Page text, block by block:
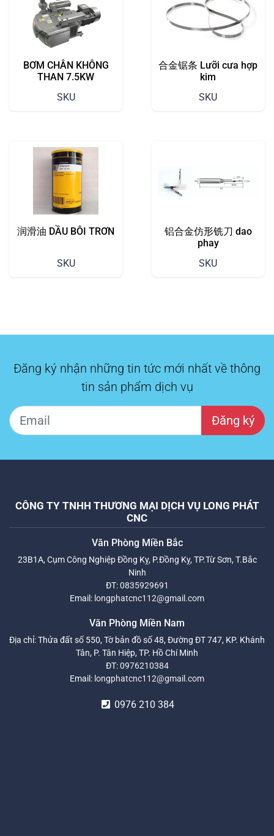
BƠM CHÂN KHÔNG
THAN 7.5KW
SKU
合金锯条 Lưỡi cưa hợp
kim
SKU
润滑油 DẦU BÔI TRƠN
SKU
铝合金仿形铣刀 dao
phay
SKU
Đăng ký nhận những tin tức mới nhất về thông
tin sản phẩm dịch vụ
Đăng ký
CÔNG TY TNHH THƯƠNG MẠI DỊCH VỤ LONG PHÁT
CNC
Văn Phòng Miền Bắc
23B1A, Cụm Công Nghiệp Đồng Kỵ, P.Đồng Kỵ, TP.Từ Sơn, T.Bắc
Ninh
ĐT:0835929691
Email: longphatcnc112@gmail.com
Văn Phòng Miền Nam
Địa chỉ: Thửa đất số 550, Tờ bản đồ số 48, Đường ĐT 747, KP. Khánh
Tân, P. Tân Hiệp, TP. Hồ Chí Minh
ĐT:0976210384
Email: longphatcnc112@gmail.com
0976 210 384